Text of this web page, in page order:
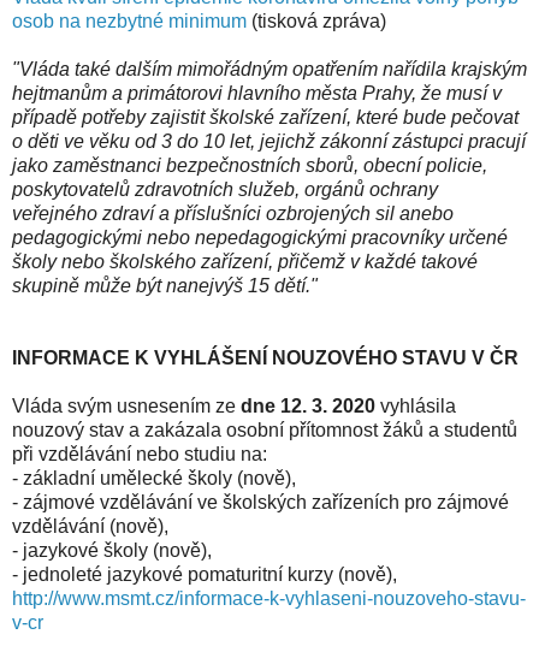
osob na nezbytné minimum (tisková zpráva)
"Vláda také dalším mimořádným opatřením nařídila krajským
hejtmanům a primátorovi hlavního města Prahy, že musí v
případě potřeby zajistit školské zařízení, které bude pečovat
o děti ve věku od 3 do 10 let, jejichž zákonní zástupci pracují
jako zaměstnanci bezpečnostních sborů, obecní policie,
poskytovatelů zdravotních služeb, orgánů ochrany
veřejného zdraví a příslušníci ozbrojených sil anebo
pedagogickými nebo nepedagogickými pracovníky určené
školy nebo školského zařízení, přičemž v každé takové
skupině může být nanejvýš 15 dětí."
INFORMACE K VYHLÁŠENÍ NOUZOVÉHO STAVU V ČR
Vláda svým usnesením ze dne 12. 3. 2020 vyhlásila
nouzový stav a zakázala osobní přítomnost žáků a studentů
při vzdělávání nebo studiu na:
- základní umělecké školy (nově),
- zájmové vzdělávání ve školských zařízeních pro zájmové
vzdělávání (nově),
- jazykové školy (nově),
- jednoleté jazykové pomaturitní kurzy (nově),
http://www.msmt.cz/informace-k-vyhlaseni-nouzoveho-stavu-
v-cr